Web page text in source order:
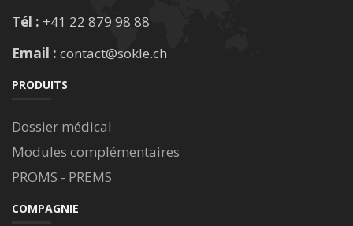
Tél : +41 22 879 98 88
Email : contact@sokle.ch
PRODUITS
Dossier médical
Modules complémentaires
PROMS - PREMS
COMPAGNIE